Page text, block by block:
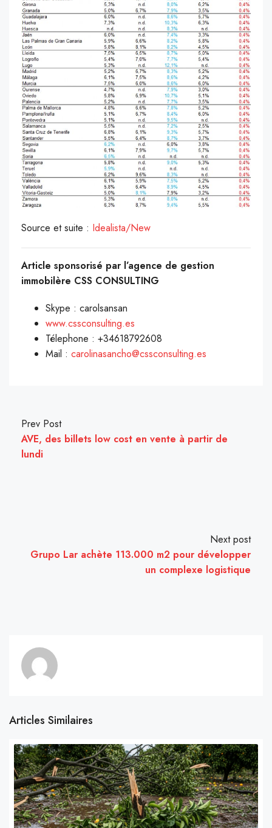
Source et suite : Idealista/New
Article sponsorisé par l’agence de gestion
immobilère CSS CONSULTING
Skype : carolsansan
www.cssconsulting.es
Télephone : +34618792608
Mail : carolinasancho@cssconsulting.es
Prev Post
AVE, des billets low cost en vente à partir de
lundi
Next post
Grupo Lar achète 113.000 m2 pour développer
un complexe logistique
Articles Similaires